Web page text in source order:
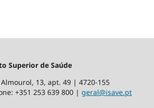
Superior de Saúde
Almourol, 13, apt. 49 | 4720-155
+351 253 639 800 | geral@isave.pt